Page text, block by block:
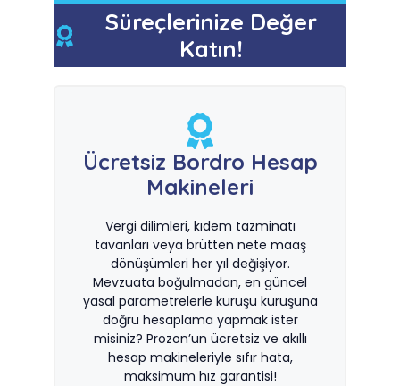
Süreçlerinize Değer
Katın!
Ücretsiz Bordro Hesap
Makineleri
Vergi dilimleri, kıdem tazminatı
tavanları veya brütten nete maaş
dönüşümleri her yıl değişiyor.
Mevzuata boğulmadan, en güncel
yasal parametrelerle kuruşu kuruşuna
doğru hesaplama yapmak ister
misiniz? Prozon’un ücretsiz ve akıllı
hesap makineleriyle sıfır hata,
maksimum hız garantisi!